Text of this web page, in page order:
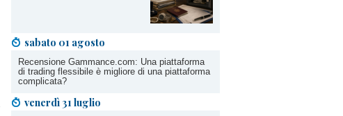
sabato 01 agosto
Recensione Gammance.com: Una piattaforma
di trading flessibile è migliore di una piattaforma
complicata?
venerdì 31 luglio